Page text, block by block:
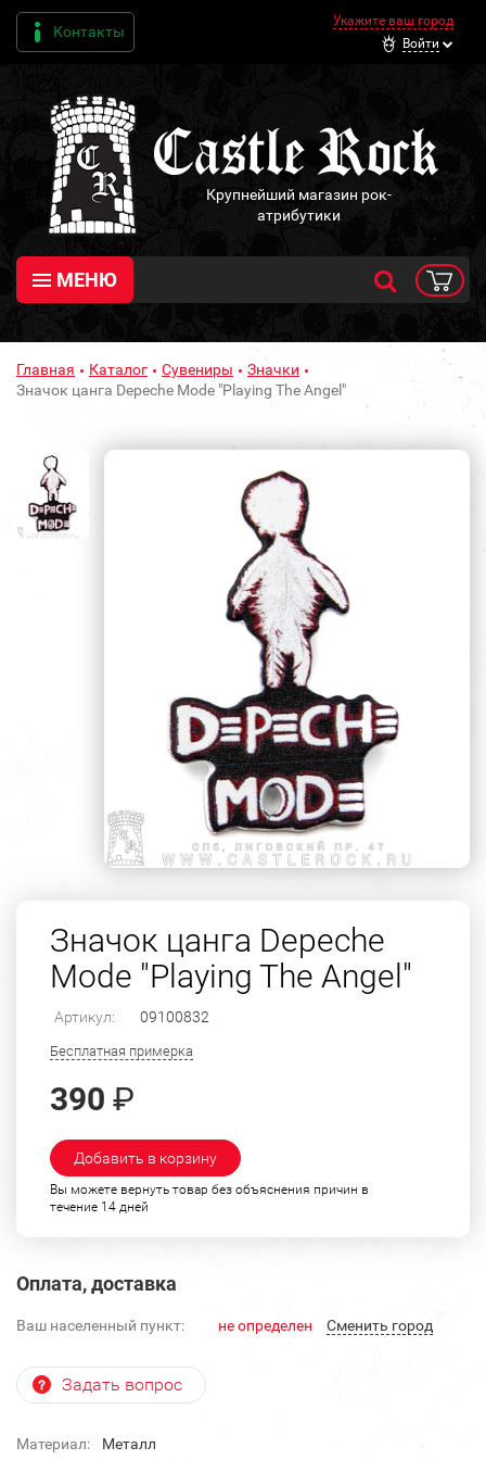
Контакты
Укажите ваш город
Войти
Крупнейший магазин рок-
атрибутики
МЕНЮ
Главная Каталог Сувениры
Значки
Значок цанга Depeche Mode "Playing The Angel"
Значок цанга Depeche
Mode "Playing The Angel"
Артикул: 09100832
Бесплатная примерка
390 ₽
Добавить в корзину
Вы можете вернуть товар без объяснения причин в
течение 14 дней
Оплата, доставка
Ваш населенный пункт: не определен Cменить город
Задать вопрос
Материал:
Металл